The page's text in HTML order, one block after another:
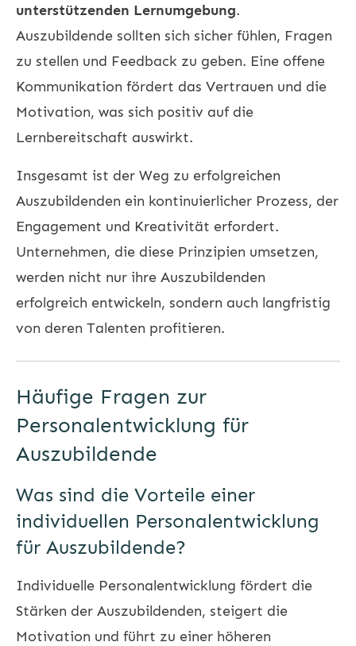
unterstützenden Lernumgebung.
Auszubildende sollten sich sicher fühlen, Fragen
zu stellen und Feedback zu geben. Eine offene
Kommunikation fördert das Vertrauen und die
Motivation, was sich positiv auf die
Lernbereitschaft auswirkt.
Insgesamt ist der Weg zu erfolgreichen
Auszubildenden ein kontinuierlicher Prozess, der
Engagement und Kreativität erfordert.
Unternehmen, die diese Prinzipien umsetzen,
werden nicht nur ihre Auszubildenden
erfolgreich entwickeln, sondern auch langfristig
von deren Talenten profitieren.
Häufige Fragen zur
Personalentwicklung für
Auszubildende
Was sind die Vorteile einer
individuellen Personalentwicklung
für Auszubildende?
Individuelle Personalentwicklung fördert die
Stärken der Auszubildenden, steigert die
Motivation und führt zu einer höheren